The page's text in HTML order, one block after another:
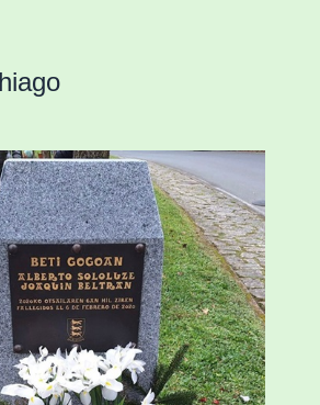
urteetan Zaldibar jo zuen
larriena»